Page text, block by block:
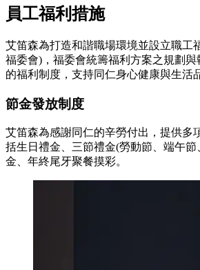
打造健康職場
職業安全衛生
員工福利措施
艾笛森為打造和諧職場環境並設立職工
福委會)，福委會統籌福利方案之規劃
的福利制度，支持同仁身心健康與生活
節金發放制度
艾笛森為感謝同仁的辛勞付出，提供多
括生日禮金、三節禮金(勞動節、端午
金、年終尾牙聚餐摸彩。